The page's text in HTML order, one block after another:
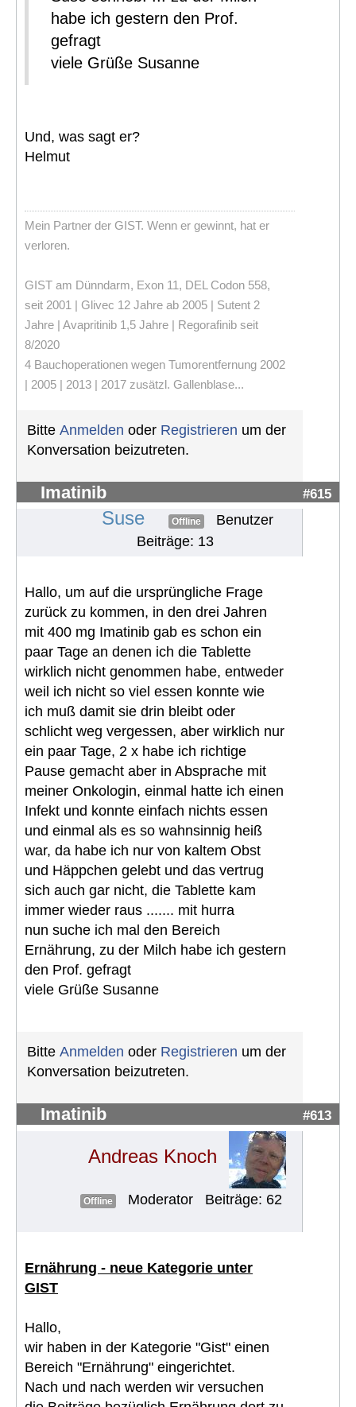
habe ich gestern den Prof.
gefragt
viele Grüße Susanne
Und, was sagt er?
Helmut
Mein Partner der GIST. Wenn er gewinnt, hat er
verloren.
GIST am Dünndarm, Exon 11, DEL Codon 558,
seit 2001 | Glivec 12 Jahre ab 2005 | Sutent 2
Jahre | Avapritinib 1,5 Jahre | Regorafinib seit
8/2020
4 Bauchoperationen wegen Tumorentfernung 2002
| 2005 | 2013 | 2017 zusätzl. Gallenblase...
Bitte Anmelden oder Registrieren um der
Konversation beizutreten.
Imatinib #615
Suse Offline
Benutzer
Beiträge: 13
Hallo, um auf die ursprüngliche Frage
zurück zu kommen, in den drei Jahren
mit 400 mg Imatinib gab es schon ein
paar Tage an denen ich die Tablette
wirklich nicht genommen habe, entweder
weil ich nicht so viel essen konnte wie
ich muß damit sie drin bleibt oder
schlicht weg vergessen, aber wirklich nur
ein paar Tage, 2 x habe ich richtige
Pause gemacht aber in Absprache mit
meiner Onkologin, einmal hatte ich einen
Infekt und konnte einfach nichts essen
und einmal als es so wahnsinnig heiß
war, da habe ich nur von kaltem Obst
und Häppchen gelebt und das vertrug
sich auch gar nicht, die Tablette kam
immer wieder raus ....... mit hurra
nun suche ich mal den Bereich
Ernährung, zu der Milch habe ich gestern
den Prof. gefragt
viele Grüße Susanne
Bitte Anmelden oder Registrieren um der
Konversation beizutreten.
Imatinib #613
Andreas Knoch
Offline Moderator Beiträge: 62
Ernährung - neue Kategorie unter
GIST
Hallo,
wir haben in der Kategorie "Gist" einen
Bereich "Ernährung" eingerichtet.
Nach und nach werden wir versuchen